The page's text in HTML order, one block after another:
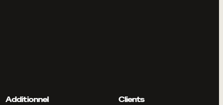
Additionnel Clients